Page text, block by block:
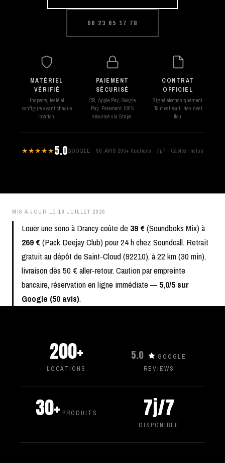
06 23 65 17 78
MATÉRIEL
VÉRIFIÉ
Inspecté, testé et
configuré avant chaque
location.
PAIEMENT
SÉCURISÉ
CB, Apple Pay, Google
Pay. Paiement 100%
sécurisé via Stripe.
CONTRAT
OFFICIEL
Signé électroniquement.
Tout est écrit, rien n'est
flou.
★★★★★5.0GOOGLE · 50 AVIS ·200+ locations · 7j/7 · Câbles inclus
MIS À JOUR LE 18 JUILLET 2026
Louer une sono à Drancy coûte de 39 € (Soundboks Mix) à
269 € (Pack Deejay Club) pour 24 h chez Soundcall. Retrait
gratuit au dépôt de Saint-Cloud (92210), à 22 km (30 min),
livraison dès 50 € aller-retour. Caution par empreinte
bancaire, réservation en ligne immédiate — 5,0/5 sur
Google (50 avis).
200+
LOCATIONS
5.0
GOOGLE
REVIEWS
30+ PRODUITS 7j/7
DISPONIBLE